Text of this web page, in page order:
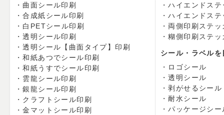
曲面シール印刷
合成紙シール印刷
白PETシール印刷
透明シール印刷
透明シール【曲面タイプ】印刷
和紙あつでシール印刷
和紙うすでシール印刷
雲龍シール印刷
銀龍シール印刷
クラフトシール印刷
金マットシール印刷
ハイエンドステ
ハイエンドス
両側印刷ステッ
糊側印刷ステッ
シール・ラベル
ロゴシール
透明シール
剥がせるシール
耐水シール
パッケージシー